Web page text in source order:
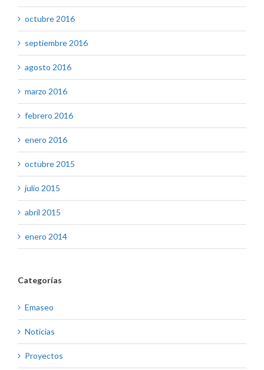
octubre 2016
septiembre 2016
agosto 2016
marzo 2016
febrero 2016
enero 2016
octubre 2015
julio 2015
abril 2015
enero 2014
Categorías
Emaseo
Noticias
Proyectos